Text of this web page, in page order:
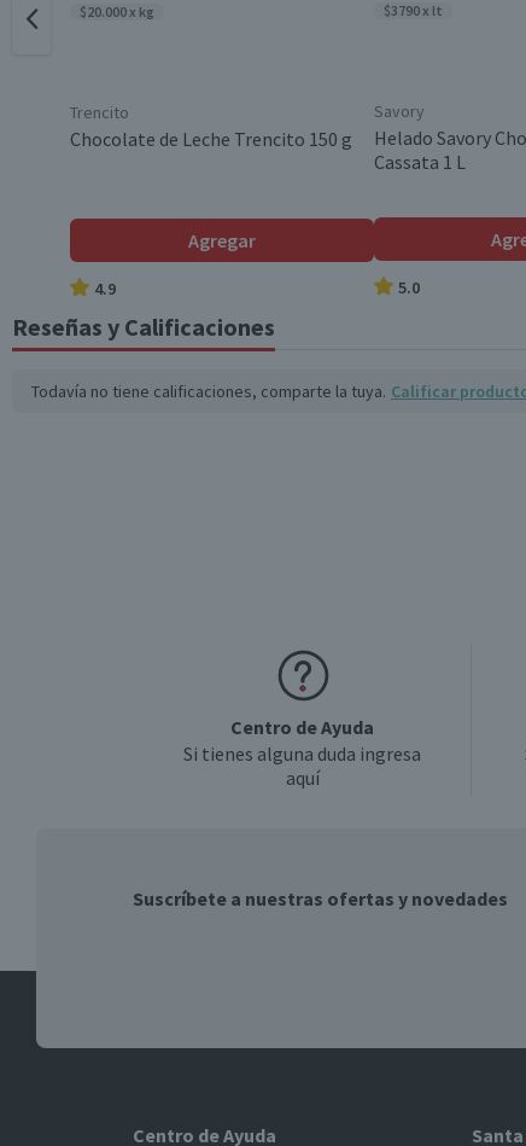
$20.000 x kg
Trencito
Chocolate de Leche Trencito 150 g
Agregar
4.9
$3790 x lt
Savory
Helado Savory
Cassata 1 L
5.0
Reseñas y Calificaciones
Todavía no tiene calificaciones, comparte la tuya. Calificar
Centro de Ayuda
Si tienes alguna duda ingresa
aquí
Suscríbete a nuestras ofertas y novedades
Centro de Ayuda